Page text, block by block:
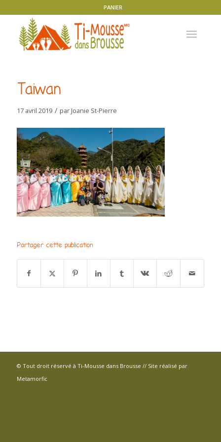
PANIER
Taiwan
17 avril 2019 / parJoanie St-Pierre
Partager cette publication
© Tout droit réservé à Ti-Mousse dans Brousse // Site réalisé par
Metamorfic